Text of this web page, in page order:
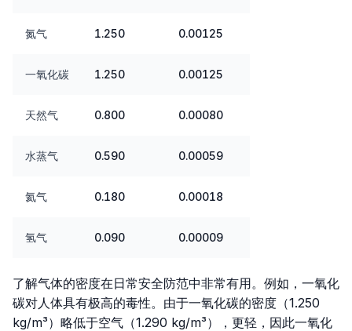
氮气 1.250 0.00125
一氧化碳 1.250 0.00125
天然气 0.800 0.00080
水蒸气 0.590 0.00059
氦气 0.180 0.00018
氢气 0.090 0.00009
了解气体的密度在日常安全防范中非常有用。例如，一氧化
碳对人体具有极高的毒性。由于一氧化碳的密度（1.250
kg/m³）略低于空气（1.290 kg/m³），更轻，因此一氧化